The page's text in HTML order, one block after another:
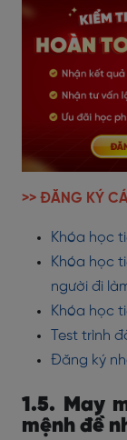
>> ĐĂNG KÝ
Khóa học
Khóa học
người đi
Khóa học
Test trình
Đăng ký
1.5. May
mệnh đề